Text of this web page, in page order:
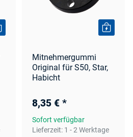
Mitnehmergummi
Original für S50, Star,
Habicht
8,35 € *
Sofort verfügbar
Lieferzeit: 1 - 2 Werktage